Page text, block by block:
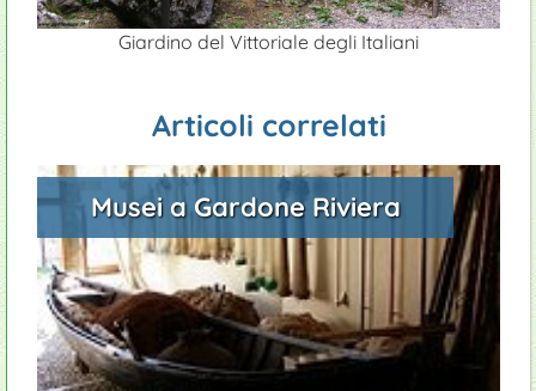
Giardino del Vittoriale degli Italiani
Articoli correlati
Musei a Gardone Riviera